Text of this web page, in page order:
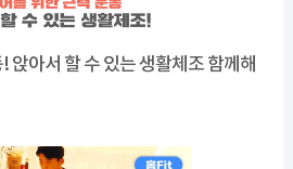
앉아서 할 수 있는 생활체조 함께해